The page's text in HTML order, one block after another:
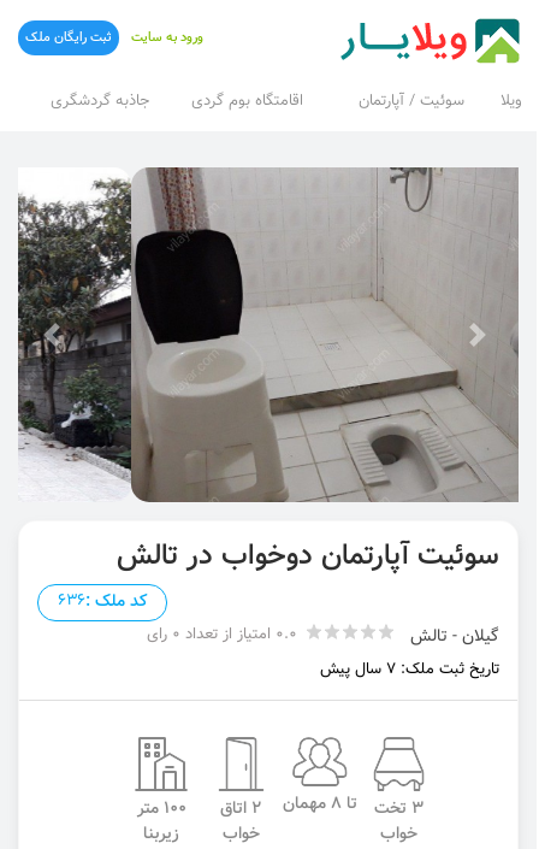
ویلا سوئیت / آپارتمان اقامتگاه بوم گردی جاذبه گردشگری
ورود به سایت ثبت رایگان ملک
سوئیت آپارتمان دوخواب در تالش
کد ملک :636
گیلان - تالش
0.0 امتیاز از تعداد 0 رای
تاریخ ثبت ملک: 7 سال پیش
3 تخت
خواب
تا 8 مهمان
2 اتاق
خواب
100 متر
زیربنا